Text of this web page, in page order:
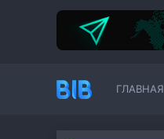
ГЛАВНАЯ